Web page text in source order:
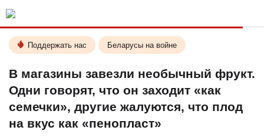
Поддержать нас Беларусы на войне
В магазины завезли необычный фрукт.
Одни говорят, что он заходит «как
семечки», другие жалуются, что плод
на вкус как «пенопласт»